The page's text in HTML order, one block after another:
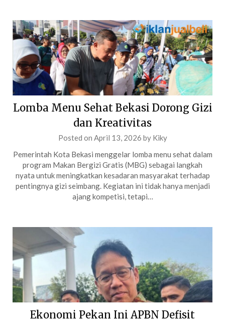
Lomba Menu Sehat Bekasi Dorong Gizi
dan Kreativitas
Posted on April 13, 2026 by Kiky
Pemerintah Kota Bekasi menggelar lomba menu sehat dalam
program Makan Bergizi Gratis (MBG) sebagai langkah
nyata untuk meningkatkan kesadaran masyarakat terhadap
pentingnya gizi seimbang. Kegiatan ini tidak hanya menjadi
ajang kompetisi, tetapi…
Ekonomi Pekan Ini APBN Defisit